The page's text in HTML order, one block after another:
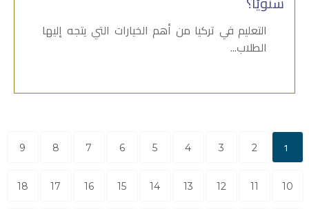
التعليم في تركيا من أهم الخيارات التي يتجه إليها
الطلاب...
1
2
3
4
5
6
7
8
9
10
11
12
13
14
15
16
17
18